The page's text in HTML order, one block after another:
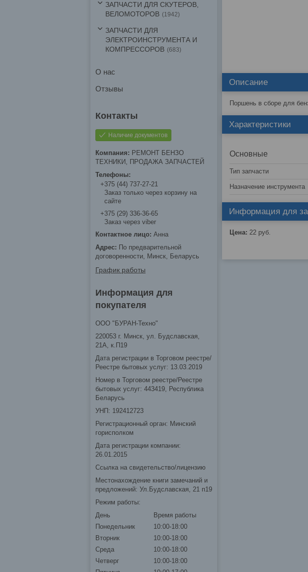
Описание
Поршень в сборе для
Характеристики
Основные
Тип запчасти
Назначение инструмента
Информация для
Цена: 22 руб.
ЗАПЧАСТИ ДЛЯ СКУТЕРОВ,
ВЕЛОМОТОРОВ
1942
ЗАПЧАСТИ ДЛЯ
ЭЛЕКТРОИНСТРУМЕНТА И
КОМПРЕССОРОВ
683
О нас
Отзывы
Наличие документов
РЕМОНТ БЕНЗО
ТЕХНИКИ, ПРОДАЖА ЗАПЧАСТЕЙ
+375 (44) 737-27-21
Заказ только через корзину на
сайте
+375 (29) 336-36-65
Заказ через viber
Анна
По предварительной
договоренности, Минск, Беларусь
График работы
Информация для
покупателя
ООО "БУРАН-Техно"
220053 г. Минск, ул. Будславская,
21А, к.П19
Дата регистрации в Торговом реестре/
Реестре бытовых услуг: 13.03.2019
Номер в Торговом реестре/Реестре
бытовых услуг: 443419, Республика
Беларусь
УНП: 192412723
Регистрационный орган: Минский
горисполком
Дата регистрации компании:
26.01.2015
Ссылка на свидетельство/лицензию
Местонахождение книги замечаний и
предложений: Ул.Будславская, 21 п19
Режим работы:
День
Время работы
Понедельник
10:00-18:00
Вторник
10:00-18:00
Среда
10:00-18:00
Четверг
10:00-18:00